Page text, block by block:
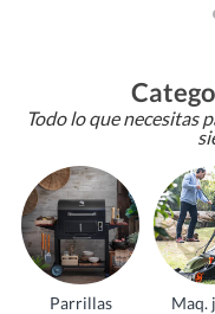
Todo lo que necesitas
Parrillas Maq.